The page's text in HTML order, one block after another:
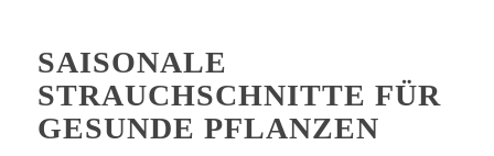
SAISONALE
STRAUCHSCHNITTE FÜR
GESUNDE PFLANZEN